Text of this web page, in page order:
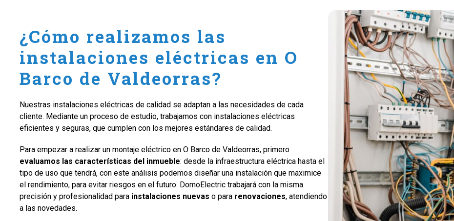
¿Cómo realizamos las
instalaciones eléctricas en O
Barco de Valdeorras?
Nuestras instalaciones eléctricas de calidad se adaptan a las necesidades de cada
cliente. Mediante un proceso de estudio, trabajamos con instalaciones eléctricas
eficientes y seguras, que cumplen con los mejores estándares de calidad.
Para empezar a realizar un montaje eléctrico en O Barco de Valdeorras, primero
evaluamos las características del inmueble: desde la infraestructura eléctrica hasta el
tipo de uso que tendrá, con este análisis podemos diseñar una instalación que maximice
el rendimiento, para evitar riesgos en el futuro. DomoElectric trabajará con la misma
precisión y profesionalidad para instalaciones nuevas o para renovaciones, atendiendo
a las novedades.